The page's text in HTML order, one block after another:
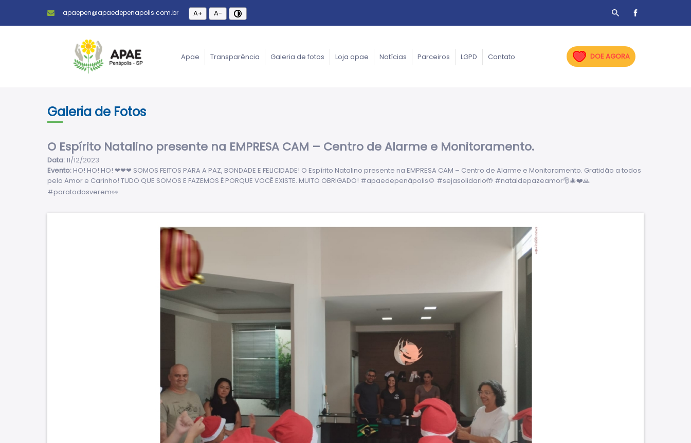
apaepen@apaedepenapolis.com.br A+ A-
Apae Transparência Galeria de fotos Loja apae Notícias Parceiros LGPD Contato DOE AGORA
Galeria de Fotos
O Espírito Natalino presente na EMPRESA CAM – Centro de Alarme e Monitoramento.
Data:11/12/2023
Evento: HO! HO! HO! ❤❤❤ SOMOS FEITOS PARA A PAZ, BONDADE E FELICIDADE! O Espírito Natalino presente na EMPRESA CAM – Centro de Alarme e Monitoramento. Gratidão a todos
pelo Amor e Carinho! TUDO QUE SOMOS E FAZEMOS É PORQUE VOCÊ EXISTE. MUITO OBRIGADO! #apaedepenápolis🌻 #sejasolidario🤲 #nataldepazeamor🎅🎄❤️🙏
#paratodosverem👀